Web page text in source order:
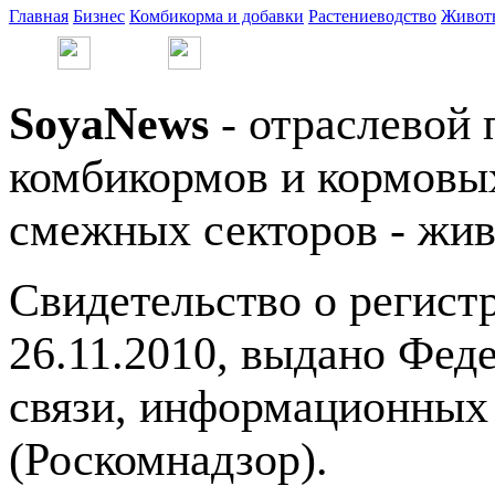
Главная Бизнес Комбикорма и добавки Растениеводство
SoyaNews - отраслевой
комбикормов и
смежных секторов -
Свидетельство о
26.11.2010, выдано
связи,
(Роскомнадзор).